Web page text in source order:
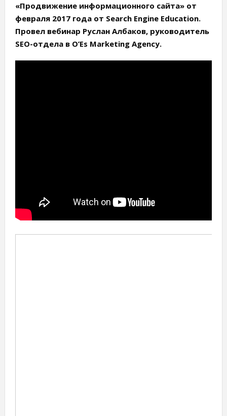
«Продвижение информационного сайта» от
февраля 2017 года от Search Engine Education.
Провел вебинар Руслан Албаков, руководитель
SEO-отдела в O’Es Marketing Agency.